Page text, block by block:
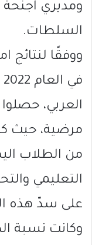
ومديري
السلطات.
ووفقًا لنتائج
العربي،
من الطلاب
التعليمي
على سدّ هذه
وكانت نسبة